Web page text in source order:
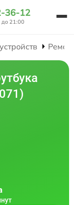
36-12
до 21:00